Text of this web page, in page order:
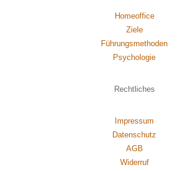
Homeoffice
Ziele
Führungsmethoden
Psychologie
Rechtliches
Impressum
Datenschutz
AGB
Widerruf